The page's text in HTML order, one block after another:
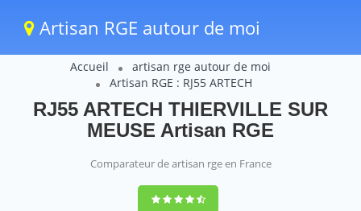
Artisan RGE autour de moi
Accueil
artisan rge autour de moi
Artisan RGE : RJ55 ARTECH
RJ55 ARTECH THIERVILLE SUR
MEUSE Artisan RGE
Comparateur de artisan rge en France